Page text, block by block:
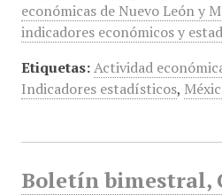
económicas de Nuevo León y
indicadores económicos y
Etiquetas: Actividad
Indicadores estadísticos,
Boletín bimestral,